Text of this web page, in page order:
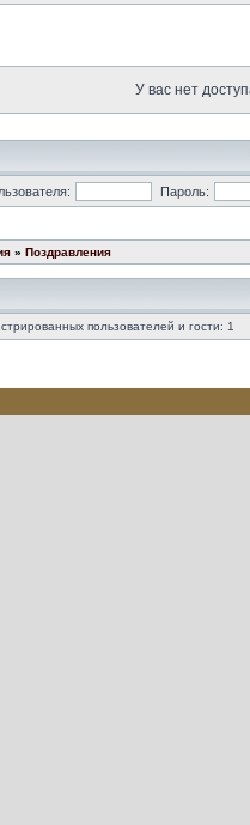
У вас нет
Пароль:
» Поздравления
пользователей и гости: 1